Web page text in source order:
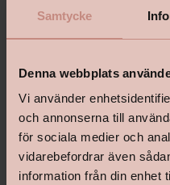
Samtycke
Denna webbplats
Vi använder
och annonserna till
för sociala medier och
vidarebefordrar även
information från din enhet